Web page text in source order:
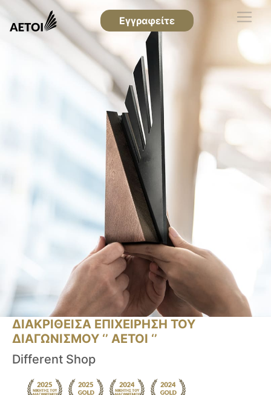
Εγγραφείτε
ΔΙΑΚΡΙΘΕΙΣΑ ΕΠΙΧΕΙΡΗΣΗ ΤΟΥ
ΔΙΑΓΩΝΙΣΜΟΥ ‘’ ΑΕΤΟΙ ‘’
Different Shop